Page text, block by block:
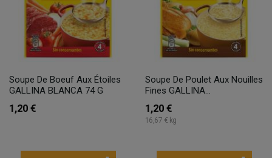
Soupe De Boeuf Aux Étoiles
GALLINA BLANCA 74 G
1,20 €
Soupe De Poulet Aux Nouilles
Fines GALLINA...
1,20 €
16,67 € kg